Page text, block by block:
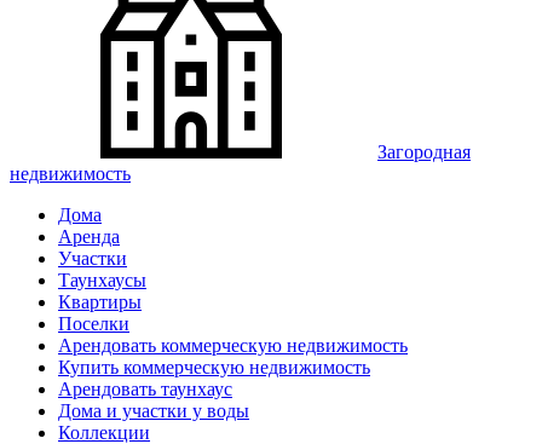
Загородная
недвижимость
Дома
Аренда
Участки
Таунхаусы
Квартиры
Поселки
Арендовать коммерческую недвижимость
Купить коммерческую недвижимость
Арендовать таунхаус
Дома и участки у воды
Коллекции